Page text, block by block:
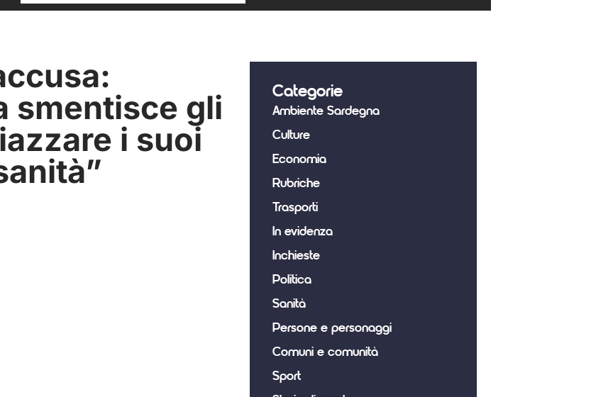
smentisce gli
i suoi
Categorie
Ambiente Sardegna
Culture
Economia
Rubriche
Trasporti
In evidenza
Inchieste
Politica
Sanità
Persone e personaggi
Comuni e comunità
Sport